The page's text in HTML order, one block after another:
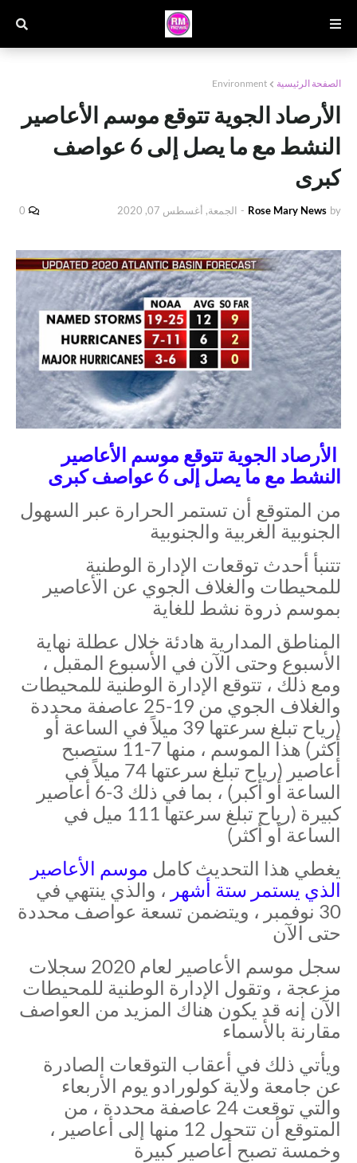
الصفحة الرئيسية Environment
الأرصاد الجوية تتوقع موسم الأعاصير
النشط مع ما يصل إلى 6 عواصف
كبرى
by
Rose Mary News
- الجمعة, أغسطس 07, 2020 0
الأرصاد الجوية تتوقع موسم الأعاصير
النشط مع ما يصل إلى 6 عواصف كبرى
من المتوقع أن تستمر الحرارة عبر السهول
الجنوبية الغربية والجنوبية
تتنبأ أحدث توقعات الإدارة الوطنية
للمحيطات والغلاف الجوي عن الأعاصير
بموسم ذروة نشط للغاية
المناطق المدارية هادئة خلال عطلة نهاية
الأسبوع وحتى الآن في الأسبوع المقبل ،
ومع ذلك ، تتوقع الإدارة الوطنية للمحيطات
والغلاف الجوي من 19-25 عاصفة محددة
(رياح تبلغ سرعتها 39 ميلاً في الساعة أو
أكثر) هذا الموسم ، منها 7-11 ستصبح
أعاصير (رياح تبلغ سرعتها 74 ميلاً في
الساعة أو أكبر) ، بما في ذلك 3-6 أعاصير
كبيرة (رياح تبلغ سرعتها 111 ميل في
الساعة أو أكثر)
يغطي هذا التحديث كامل موسم الأعاصير
الذي يستمر ستة أشهر ، والذي ينتهي في
30 نوفمبر ، ويتضمن تسعة عواصف محددة
حتى الآن
سجل موسم الأعاصير لعام 2020 سجلات
مزعجة ، وتقول الإدارة الوطنية للمحيطات
الآن إنه قد يكون هناك المزيد من العواصف
مقارنة بالأسماء
ويأتي ذلك في أعقاب التوقعات الصادرة
عن جامعة ولاية كولورادو يوم الأربعاء
والتي توقعت 24 عاصفة محددة ، من
المتوقع أن تتحول 12 منها إلى أعاصير ،
وخمسة تصبح أعاصير كبيرة